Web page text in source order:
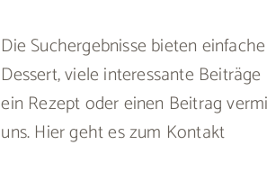
Die Suchergebnisse bieten
Dessert, viele interessante
ein Rezept oder einen Beitrag
uns. Hier geht es zum Kontakt